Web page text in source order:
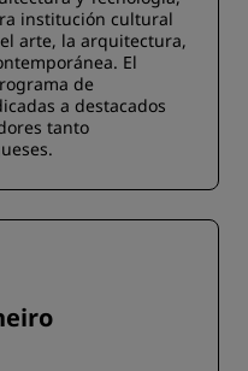
institución cultural
arte, la arquitectura,
El
de
a destacados
tanto